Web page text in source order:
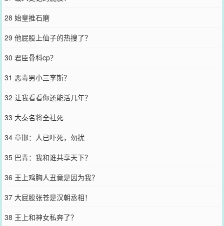
28 始皇推石磨
29 他屁股上仙子的热搜了？
30 君臣骨科cp？
31 恶毒男小三李斯？
32 让我看看你还能活几年？
33 大秦名将全社死
34 章邯：人已吓死，勿扰
35 巴青：我和谁共享天下？
36 王上鸡胸人丑竟是因为我？
37 大屁股张苍是汉朝丞相！
38 王上和神女私奔了？